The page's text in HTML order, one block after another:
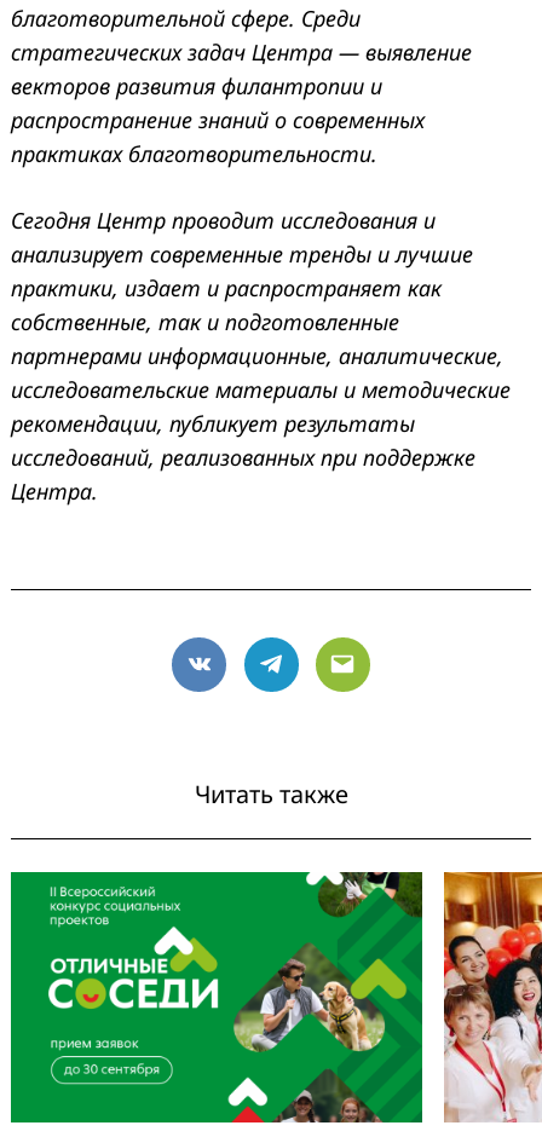
благотворительной сфере. Среди
стратегических задач Центра — выявление
векторов развития филантропии и
распространение знаний о современных
практиках благотворительности.
Сегодня Центр проводит исследования и
анализирует современные тренды и лучшие
практики, издает и распространяет как
собственные, так и подготовленные
партнерами информационные, аналитические,
исследовательские материалы и методические
рекомендации, публикует результаты
исследований, реализованных при поддержке
Центра.
VK Telegram
Email
Читать также